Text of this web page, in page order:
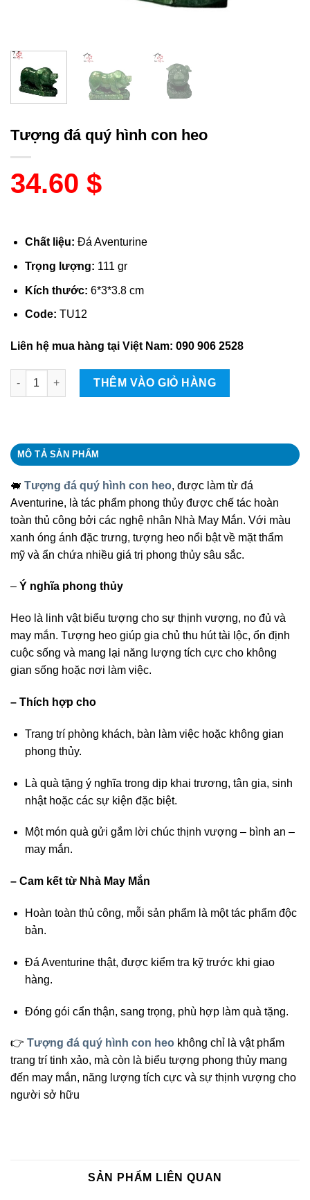
Tượng đá quý hình con heo
34.60 $
Chất liệu: Đá Aventurine
Trọng lượng: 111 gr
Kích thước: 6*3*3.8 cm
Code: TU12
Liên hệ mua hàng tại Việt Nam: 090 906 2528
Tượng đá quý hình con heo quantity
THÊM VÀO GIỎ HÀNG
MÔ TẢ SẢN PHẨM
🐖 Tượng đá quý hình con heo, được làm từ đá
Aventurine, là tác phẩm phong thủy được chế tác hoàn
toàn thủ công bởi các nghệ nhân Nhà May Mắn. Với màu
xanh óng ánh đặc trưng, tượng heo nổi bật về mặt thẩm
mỹ và ẩn chứa nhiều giá trị phong thủy sâu sắc.
– Ý nghĩa phong thủy
Heo là linh vật biểu tượng cho sự thịnh vượng, no đủ và
may mắn. Tượng heo giúp gia chủ thu hút tài lộc, ổn định
cuộc sống và mang lại năng lượng tích cực cho không
gian sống hoặc nơi làm việc.
– Thích hợp cho
Trang trí phòng khách, bàn làm việc hoặc không gian
phong thủy.
Là quà tặng ý nghĩa trong dịp khai trương, tân gia, sinh
nhật hoặc các sự kiện đặc biệt.
Một món quà gửi gắm lời chúc thịnh vượng – bình an –
may mắn.
– Cam kết từ Nhà May Mắn
Hoàn toàn thủ công, mỗi sản phẩm là một tác phẩm độc
bản.
Đá Aventurine thật, được kiểm tra kỹ trước khi giao
hàng.
Đóng gói cẩn thận, sang trọng, phù hợp làm quà tặng.
👉 Tượng đá quý hình con heo không chỉ là vật phẩm
trang trí tinh xảo, mà còn là biểu tượng phong thủy mang
đến may mắn, năng lượng tích cực và sự thịnh vượng cho
người sở hữu
SẢN PHẨM LIÊN QUAN